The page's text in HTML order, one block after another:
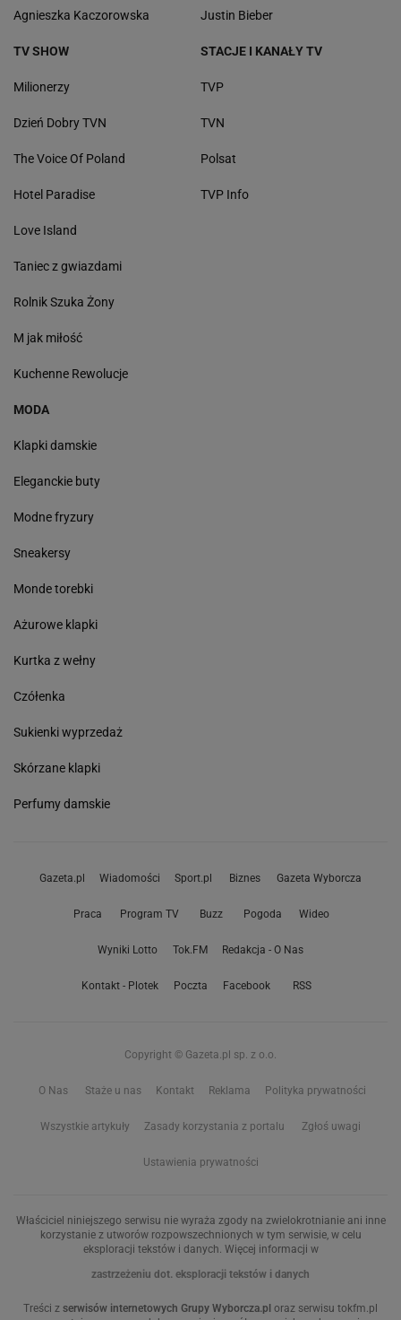
Agnieszka Kaczorowska Justin Bieber
TV SHOW
Milionerzy
Dzień Dobry TVN
The Voice Of Poland
Hotel Paradise
Love Island
Taniec z gwiazdami
Rolnik Szuka Żony
M jak miłość
Kuchenne Rewolucje
STACJE I KANAŁY TV
TVP
TVN
Polsat
TVP Info
MODA
Klapki damskie
Eleganckie buty
Modne fryzury
Sneakersy
Monde torebki
Ażurowe klapki
Kurtka z wełny
Czółenka
Sukienki wyprzedaż
Skórzane klapki
Perfumy damskie
Gazeta.pl Wiadomości Sport.pl Biznes Gazeta Wyborcza
Praca Program TV Buzz Pogoda Wideo
Wyniki Lotto Tok.FM Redakcja - O Nas
Kontakt - Plotek Poczta Facebook RSS
Copyright © Gazeta.pl sp. z o.o.
O Nas Staże u nas Kontakt Reklama Polityka prywatności
Wszystkie artykuły Zasady korzystania z portalu Zgłoś uwagi
Ustawienia prywatności
Właściciel niniejszego serwisu nie wyraża zgody na zwielokrotnianie ani inne
korzystanie z utworów rozpowszechnionych w tym serwisie, w celu
eksploracji tekstów i danych. Więcej informacji w
zastrzeżeniu dot. eksploracji tekstów i danych
Treści z serwisów internetowych Grupy Wyborcza.pl oraz serwisu tokfm.pl